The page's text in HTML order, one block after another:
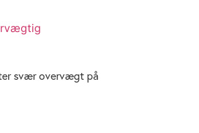
svær overvægt på